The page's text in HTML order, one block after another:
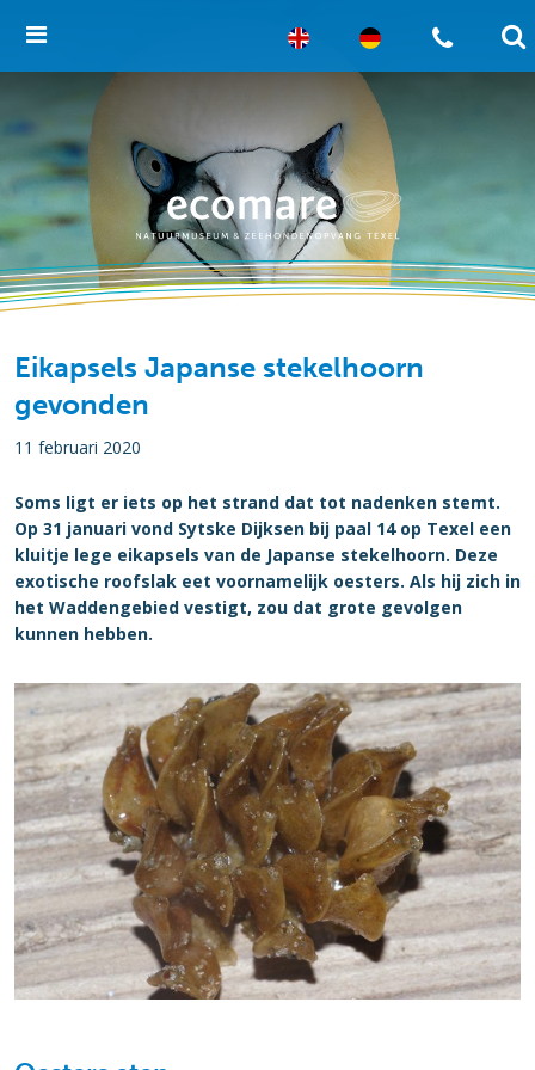
Eikapsels Japanse stekelhoorn
gevonden
11 februari 2020
Soms ligt er iets op het strand dat tot nadenken stemt.
Op 31 januari vond Sytske Dijksen bij paal 14 op Texel een
kluitje lege eikapsels van de Japanse stekelhoorn. Deze
exotische roofslak eet voornamelijk oesters. Als hij zich in
het Waddengebied vestigt, zou dat grote gevolgen
kunnen hebben.